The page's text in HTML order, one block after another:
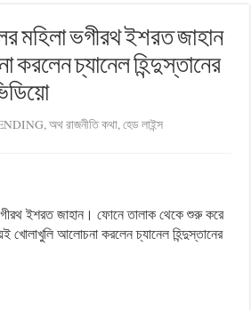
মহিলা ভগীরথ ইশরত জাহান
করলেন চ্যানেল হিন্দুস্তানের
,অথ রাজনীতি কথা,হেড লাইন্স
ইশরত জাহান। ফোনে তালাক থেকে শুরু করে
খোলাখুলি আলোচনা করলেন চ্যানেল হিন্দুস্তানের